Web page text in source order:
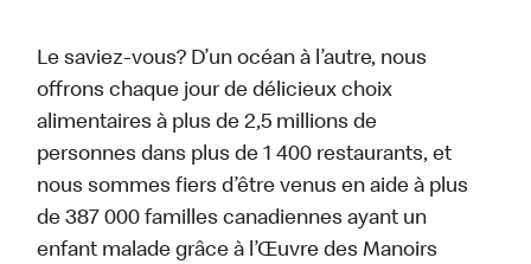
Le saviez-vous? D’un océan à l’autre, nous
offrons chaque jour de délicieux choix
alimentaires à plus de 2,5 millions de
personnes dans plus de 1 400 restaurants, et
nous sommes fiers d’être venus en aide à plus
de 387 000 familles canadiennes ayant un
enfant malade grâce à l’Œuvre des Manoirs